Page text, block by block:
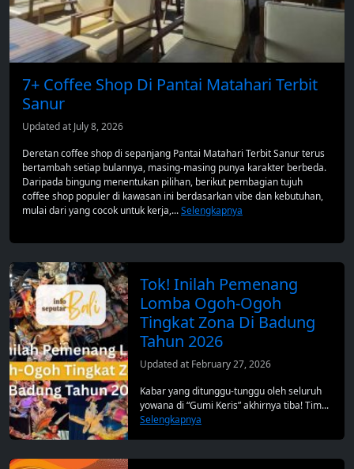
7+ Coffee Shop Di Pantai Matahari Terbit
Sanur
Updated at July 8, 2026
Deretan coffee shop di sepanjang Pantai Matahari Terbit Sanur terus
bertambah setiap bulannya, masing-masing punya karakter berbeda.
Daripada bingung menentukan pilihan, berikut pembagian tujuh
coffee shop populer di kawasan ini berdasarkan vibe dan kebutuhan,
mulai dari yang cocok untuk kerja,...Selengkapnya
Tok! Inilah Pemenang
Lomba Ogoh-Ogoh
Tingkat Zona Di Badung
Tahun 2026
Updated at February 27, 2026
Kabar yang ditunggu-tunggu oleh seluruh
yowana di “Gumi Keris” akhirnya tiba! Tim...
Selengkapnya